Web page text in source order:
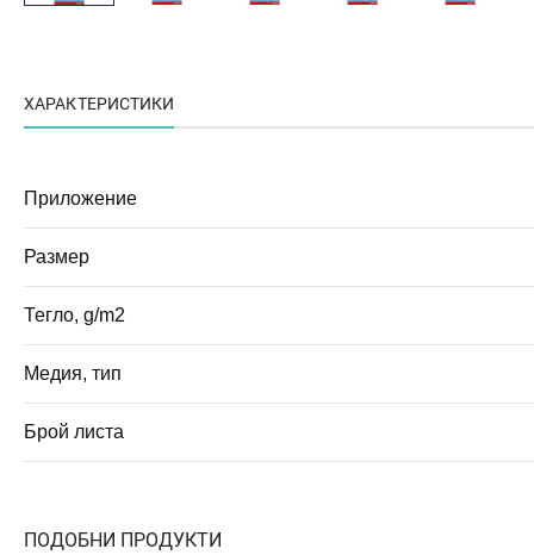
ХАРАКТЕРИСТИКИ
Приложение
Размер
Тегло, g/m2
Медия, тип
Брой листа
ПОДОБНИ ПРОДУКТИ